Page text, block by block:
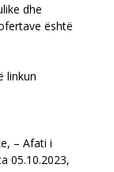
dhe
është
linkun
– Afati i
05.10.2023,